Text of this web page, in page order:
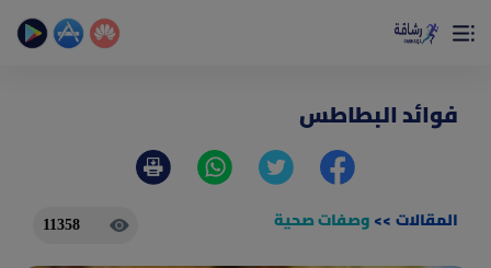
×
حساب الخطوات اليومية _ حساب السعرات _ تمارين منزلية
فوائد البطاطس
المقالات>>وصفات صحية 11358